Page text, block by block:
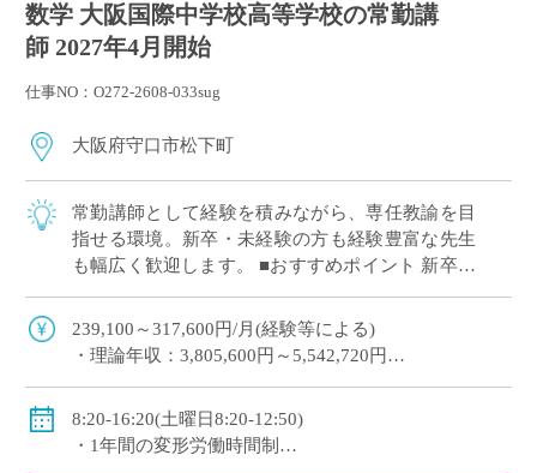
数学 大阪国際中学校高等学校の常勤講
師 2027年4月開始
仕事NO：O272-2608-033sug
大阪府守口市松下町
常勤講師として経験を積みながら、専任教諭を目
指せる環境。新卒・未経験の方も経験豊富な先生
も幅広く歓迎します。 ■おすすめポイント 新卒・
安に専任教諭への登用チャンスあり 京 […]
239,100～317,600円/月(経験等による)
・理論年収：3,805,600円～5,542,720円
◇手当：各種有(例：担任手当30,800～34,200円/月)
◇保険：私学共済、雇用保険、労災保険
8:20-16:20(土曜日8:20-12:50)
・1年間の変形労働時間制